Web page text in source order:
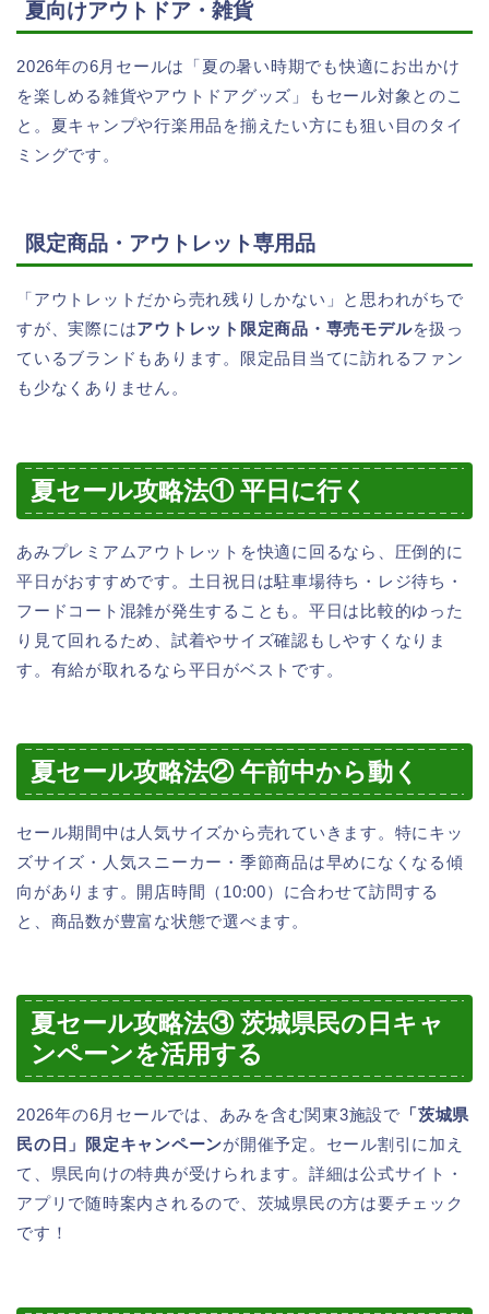
夏向けアウトドア・雑貨
2026年の6月セールは「夏の暑い時期でも快適にお出かけ
を楽しめる雑貨やアウトドアグッズ」もセール対象とのこ
と。夏キャンプや行楽用品を揃えたい方にも狙い目のタイ
ミングです。
限定商品・アウトレット専用品
「アウトレットだから売れ残りしかない」と思われがちで
すが、実際にはアウトレット限定商品・専売モデルを扱っ
ているブランドもあります。限定品目当てに訪れるファン
も少なくありません。
夏セール攻略法① 平日に行く
あみプレミアムアウトレットを快適に回るなら、圧倒的に
平日がおすすめです。土日祝日は駐車場待ち・レジ待ち・
フードコート混雑が発生することも。平日は比較的ゆった
り見て回れるため、試着やサイズ確認もしやすくなりま
す。有給が取れるなら平日がベストです。
夏セール攻略法② 午前中から動く
セール期間中は人気サイズから売れていきます。特にキッ
ズサイズ・人気スニーカー・季節商品は早めになくなる傾
向があります。開店時間（10:00）に合わせて訪問する
と、商品数が豊富な状態で選べます。
夏セール攻略法③ 茨城県民の日キャ
ンペーンを活用する
2026年の6月セールでは、あみを含む関東3施設で 「茨城県
民の日」限定キャンペーンが開催予定。セール割引に加え
て、県民向けの特典が受けられます。詳細は公式サイト・
アプリで随時案内されるので、茨城県民の方は要チェック
です！